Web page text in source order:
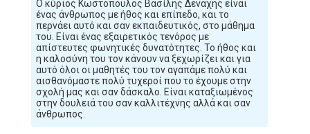
Ο κύριος Κωστοπουλος Βασίλης Δεναχης είναι
ένας άνθρωπος με ήθος και επίπεδο, και το
περνάει αυτό και σαν εκπαιδευτικός, στο μάθημα
του. Είναι ένας εξαιρετικός τενόρος με
απίστευτες φωνητικές δυνατότητες. Το ήθος και
η καλοσύνη του τον κάνουν να ξεχωρίζει και για
αυτό όλοι οι μαθητές του τον αγαπάμε πολύ και
αισθανόμαστε πολύ τυχεροί που το έχουμε στην
σχολή μας και σαν δάσκαλο. Είναι καταξιωμένος
στην δουλειά του σαν καλλιτέχνης αλλά και σαν
άνθρωπος.